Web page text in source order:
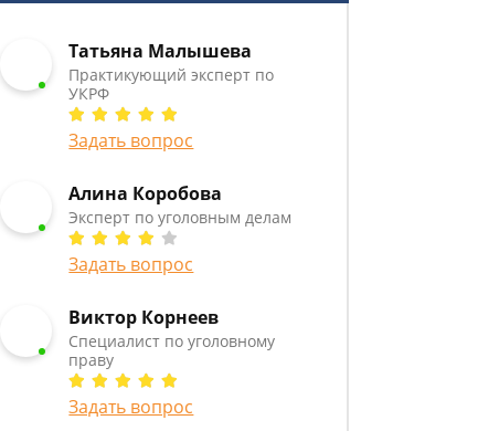
Татьяна Малышева
Практикующий эксперт по
УКРФ
Задать вопрос
Алина Коробова
Эксперт по уголовным делам
Задать вопрос
Виктор Корнеев
Cпециалист по уголовному
праву
Задать вопрос